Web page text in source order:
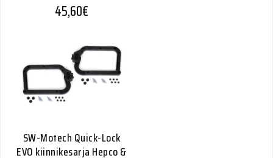
45,60€
SW-Motech Quick-Lock
EVO kiinnikesarja Hepco &